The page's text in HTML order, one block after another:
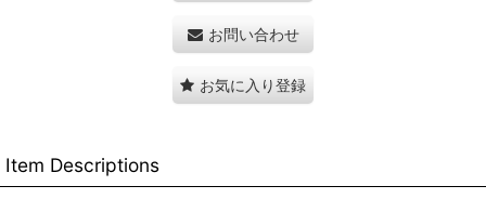
お問い合わせ
お気に入り登録
Item Descriptions